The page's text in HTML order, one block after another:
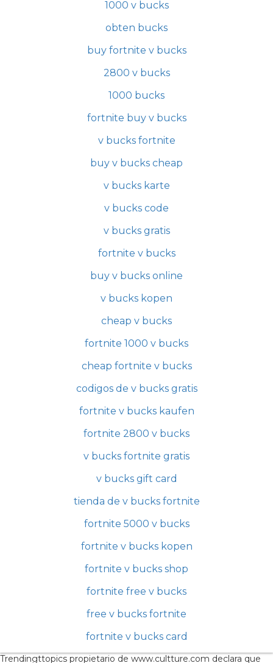
1000 v bucks
obten bucks
buy fortnite v bucks
2800 v bucks
1000 bucks
fortnite buy v bucks
v bucks fortnite
buy v bucks cheap
v bucks karte
v bucks code
v bucks gratis
fortnite v bucks
buy v bucks online
v bucks kopen
cheap v bucks
fortnite 1000 v bucks
cheap fortnite v bucks
codigos de v bucks gratis
fortnite v bucks kaufen
fortnite 2800 v bucks
v bucks fortnite gratis
v bucks gift card
tienda de v bucks fortnite
fortnite 5000 v bucks
fortnite v bucks kopen
fortnite v bucks shop
fortnite free v bucks
free v bucks fortnite
fortnite v bucks card
Trendingttopics propietario de www.cultture.com declara que